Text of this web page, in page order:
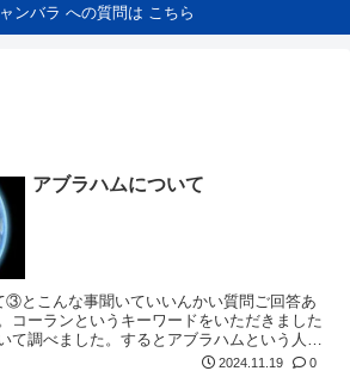
ンバラ への質問は こちら
アブラハムについて
③とこんな事聞いていいんかい質問ご回答あ
コーランというキーワードをいただきました
て調べました。するとアブラハムという人物
"ユダヤ教、キリスト教、イスラム教を信じる
2024.11.19 0